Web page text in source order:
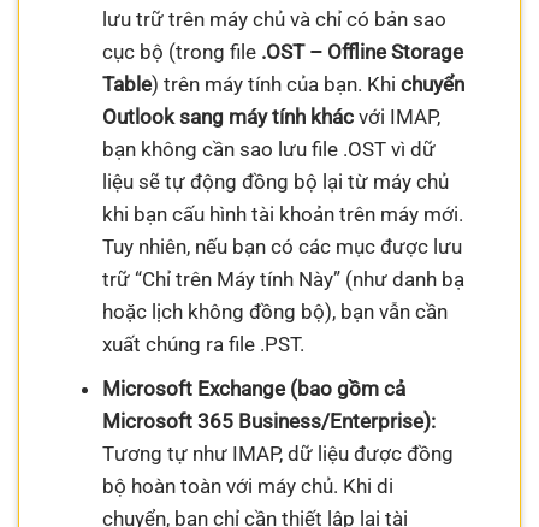
lưu trữ trên máy chủ và chỉ có bản sao
cục bộ (trong file .OST – Offline Storage
Table) trên máy tính của bạn. Khi chuyển
Outlook sang máy tính khácvới IMAP,
bạn không cần sao lưu file .OST vì dữ
liệu sẽ tự động đồng bộ lại từ máy chủ
khi bạn cấu hình tài khoản trên máy mới.
Tuy nhiên, nếu bạn có các mục được lưu
trữ “Chỉ trên Máy tính Này” (như danh bạ
hoặc lịch không đồng bộ), bạn vẫn cần
xuất chúng ra file .PST.
Microsoft Exchange (bao gồm cả
Microsoft 365 Business/Enterprise):
Tương tự như IMAP, dữ liệu được đồng
bộ hoàn toàn với máy chủ. Khi di
chuyển, bạn chỉ cần thiết lập lại tài